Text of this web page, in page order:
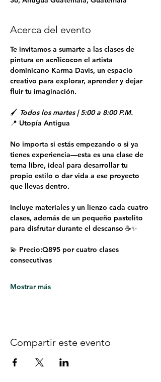
Acerca del evento
Te invitamos a sumarte a las clases de
pintura en acrílicocon el artista
dominicano Karma Davis, un espacio
creativo para explorar, aprender y dejar
fluir tu imaginación.
🖌 Todos los martes | 5:00 a 8:00 P.M.
📍 Utopía Antigua
No importa si estás empezando o si ya
tienes experiencia—esta es una clase de
tema libre, ideal para desarrollar tu
propio estilo o dar vida a ese proyecto
que llevas dentro.
Incluye materiales y un lienzo cada cuatro
clases, además de un pequeño pastelito
para disfrutar durante el descanso ☕✨
💫 Precio:Q895 por cuatro clases
consecutivas
Mostrar más
Compartir este evento